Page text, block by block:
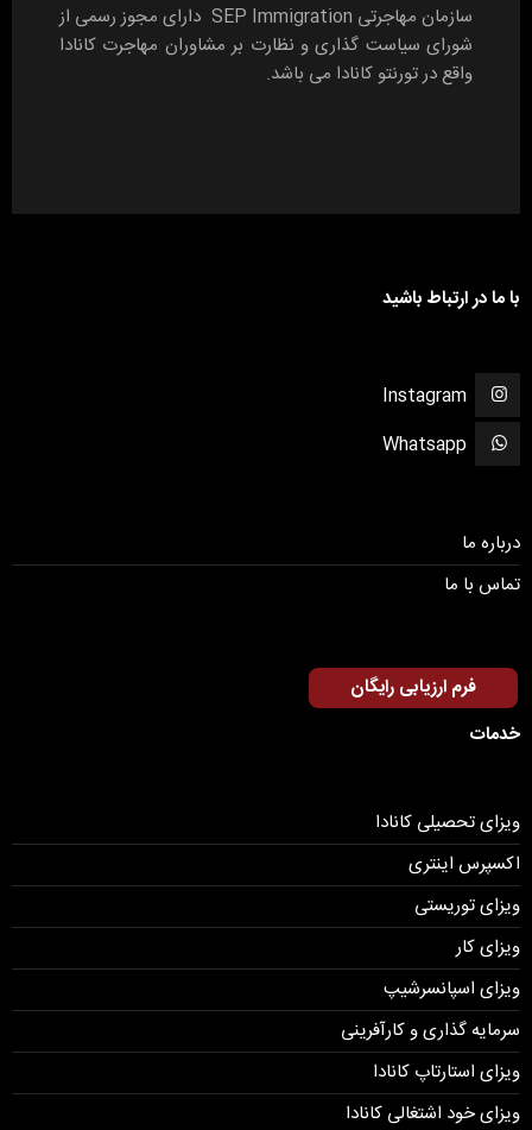
سازمان مهاجرتی SEP Immigration دارای مجوز رسمی از
شورای سیاست گذاری و نظارت بر مشاوران مهاجرت کانادا
واقع در تورنتو کانادا می باشد.
با ما در ارتباط باشید
Instagram
Whatsapp
درباره ما
تماس با ما
فرم ارزیابی رایگان
خدمات
ویزای تحصیلی کانادا
اکسپرس اینتری
ویزای توریستی
ویزای کار
ویزای اسپانسرشیپ
سرمایه گذاری و کارآفرینی
ویزای استارتاپ کانادا
ویزای خود اشتغالی کانادا